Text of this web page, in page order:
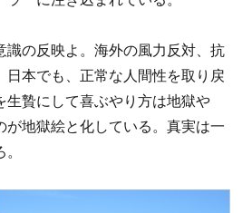
識の反映よ。海外の風力反対、抗
日本でも、正常な人間性を取り戻
生贄にして喜ぶやり方は地獄や
が地獄絵と化している。真実は一